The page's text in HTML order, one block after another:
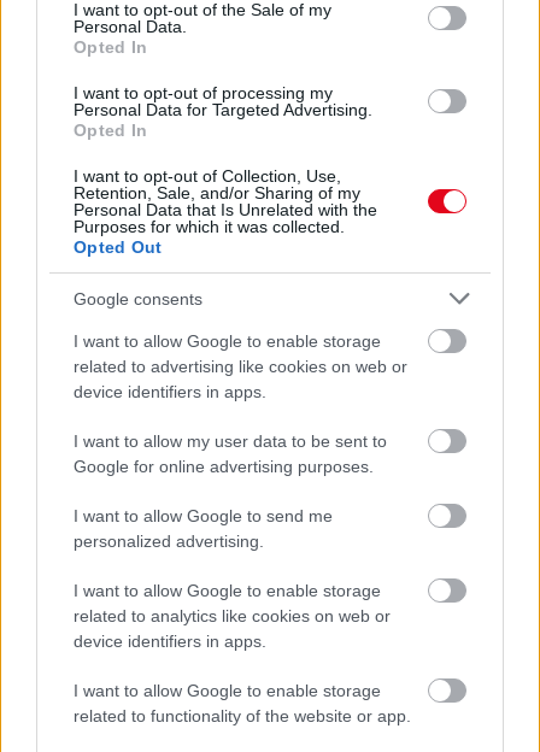
I want to opt-out of the Sale of my
Personal Data.
Opted In
I want to opt-out of processing my
Personal Data for Targeted Advertising.
Opted In
I want to opt-out of Collection, Use,
Retention, Sale, and/or Sharing of my
Personal Data that Is Unrelated with the
Purposes for which it was collected.
Opted Out
Google consents
I want to allow Google to enable storage
related to advertising like cookies on web or
device identifiers in apps.
I want to allow my user data to be sent to
Google for online advertising purposes.
I want to allow Google to send me
personalized advertising.
I want to allow Google to enable storage
related to analytics like cookies on web or
device identifiers in apps.
I want to allow Google to enable storage
related to functionality of the website or app.
Orvos figyelmeztet: ezt az apró reggeli tünetet ne
söpörd a szőnyeg alá
Ezért párásodik be állandóan az ablak – egyszerűbb a